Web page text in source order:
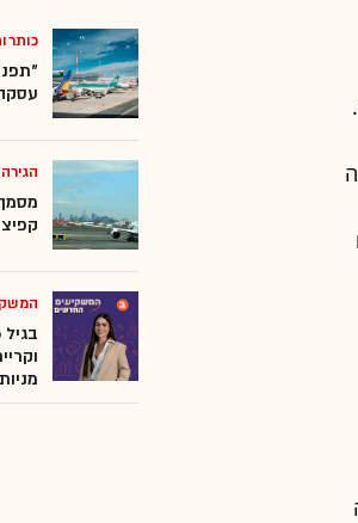
מחקרים
מחקר
מציאות מדומה
בריאות ורפואה
האקתון
אוניברסיטת
הגירה
מניות